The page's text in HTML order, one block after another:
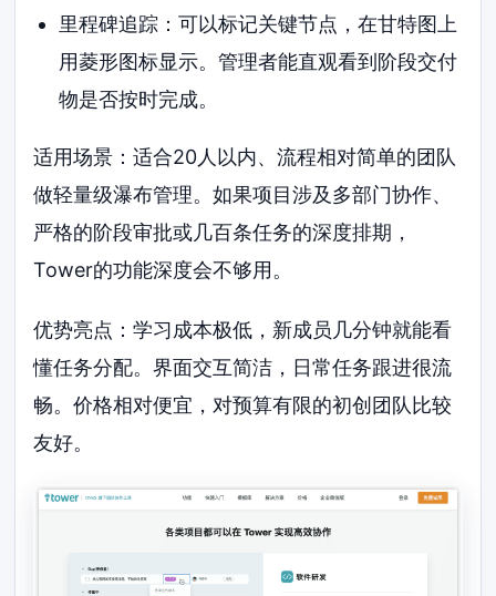
里程碑追踪：可以标记关键节点，在甘特图上
用菱形图标显示。管理者能直观看到阶段交付
物是否按时完成。
适用场景：适合20人以内、流程相对简单的团队
做轻量级瀑布管理。如果项目涉及多部门协作、
严格的阶段审批或几百条任务的深度排期，
Tower的功能深度会不够用。
优势亮点：学习成本极低，新成员几分钟就能看
懂任务分配。界面交互简洁，日常任务跟进很流
畅。价格相对便宜，对预算有限的初创团队比较
友好。